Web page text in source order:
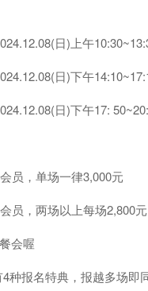
日)上午
日)下午
日)下午17:
员，单场一律3,000元
员，两场以上每场2,800元
会喔
种报名特典，报越多场即